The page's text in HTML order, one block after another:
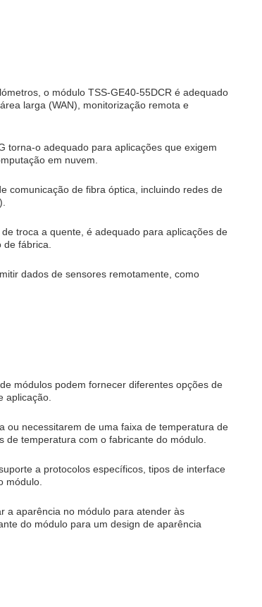
o módulo TSS-GE40-55DCR é adequado
larga (WAN), monitorização remota e
torna-o adequado para aplicações que exigem
em nuvem.
comunicação de fibra óptica, incluindo redes de
troca a quente, é adequado para aplicações de
fábrica.
dados de sensores remotamente, como
módulos podem fornecer diferentes opções de
aplicação.
ou necessitarem de uma faixa de temperatura de
temperatura com o fabricante do módulo.
a protocolos específicos, tipos de interface
módulo.
a aparência no módulo para atender às
do módulo para um design de aparência